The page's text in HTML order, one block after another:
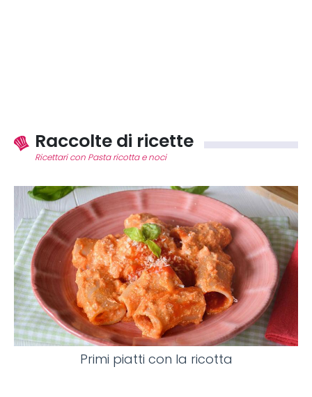
Raccolte di ricette
Ricettari con Pasta ricotta e noci
Primi piatti con la ricotta